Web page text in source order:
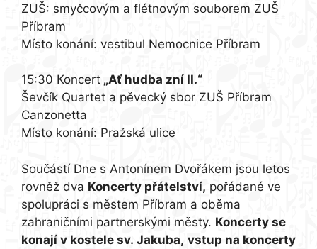
ZUŠ: smyčcovým a flétnovým souborem ZUŠ
Příbram
Místo konání: vestibul Nemocnice Příbram
15:30 Koncert „Ať hudba zní II.“
Ševčík Quartet a pěvecký sbor ZUŠ Příbram
Canzonetta
Místo konání: Pražská ulice
Součástí Dne s Antonínem Dvořákem jsou letos
rovněž dva Koncerty přátelství, pořádané ve
spolupráci s městem Příbram a oběma
zahraničními partnerskými městy. Koncerty se
konají v kostele sv. Jakuba, vstup na koncerty